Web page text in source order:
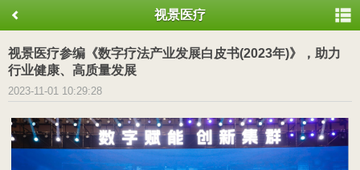
视景医疗
视景医疗参编《数字疗法产业发展白皮书(2023年)》，助力
行业健康、高质量发展
2023-11-01 10:29:28